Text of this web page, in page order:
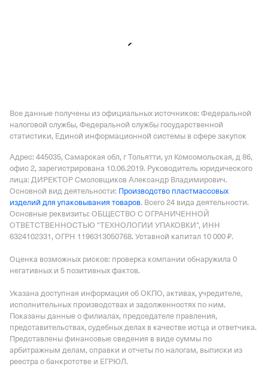
Все данные получены из официальных источников: Федеральной
налоговой службы, Федеральной службы государственной
статистики, Единой информационной системы в сфере закупок
Адрес: 445035, Самарская обл, г Тольятти, ул Комсомольская, д 86,
офис 2, зарегистрирована 10.06.2019. Руководитель юридического
лица: ДИРЕКТОР Смоловщиков Александр Владимирович.
Основной вид деятельности: Производство пластмассовых
изделий для упаковывания товаров. Всего 24 вида деятельности.
Основные реквизиты: ОБЩЕСТВО С ОГРАНИЧЕННОЙ
ОТВЕТСТВЕННОСТЬЮ "ТЕХНОЛОГИИ УПАКОВКИ", ИНН
6324102331, ОГРН 1196313050768. Уставной капитал 10 000 ₽.
Оценка возможных рисков: проверка компании обнаружила 0
негативных и 5 позитивных фактов.
Указана доступная информация об ОКПО, активах, учредителе,
исполнительных производствах и задолженностях по ним.
Показаны данные о филиалах, председателе правления,
представительствах, судебных делах в качестве истца и ответчика.
Представлены финансовые сведения в виде суммы по
арбитражным делам, справки и отчеты по налогам, выписки из
реестра о банкротстве и ЕГРЮЛ.